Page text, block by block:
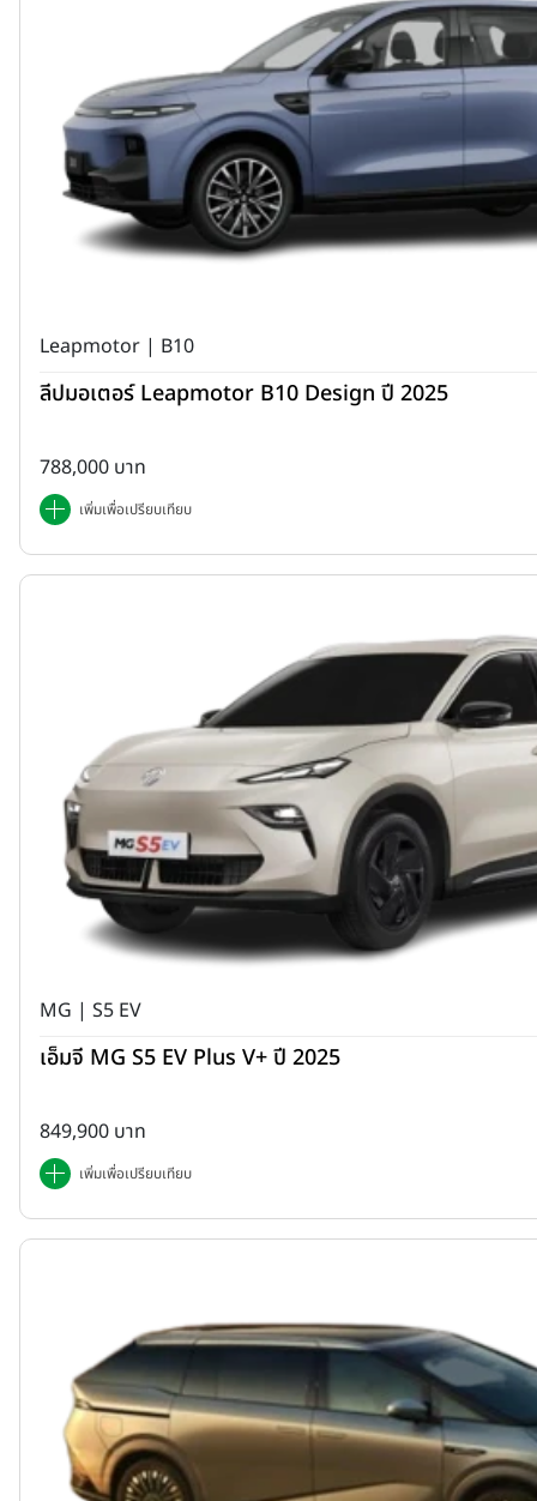
Leapmotor | B10
ลีปมอเตอร์ Leapmotor B10 Design ปี 2025
788,000 บาท
เพิ่มเพื่อเปรียบเทียบ
MG | S5 EV
เอ็มจี MG S5 EV Plus V+ ปี 2025
849,900 บาท
เพิ่มเพื่อเปรียบเทียบ